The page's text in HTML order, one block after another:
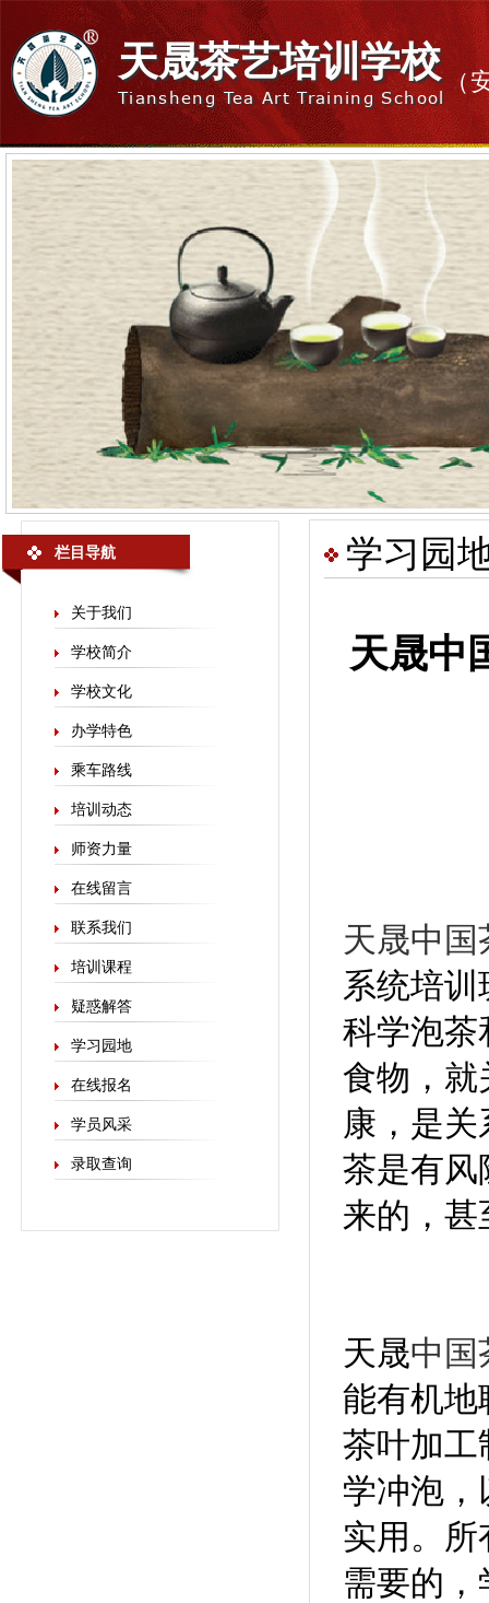
天晟茶艺培训学校
Tiansheng Tea Art Training School
（
栏目导航
关于我们
学校简介
学校文化
办学特色
乘车路线
培训动态
师资力量
在线留言
联系我们
培训课程
疑惑解答
学习园地
在线报名
学员风采
录取查询
学习园
天晟中
天晟中
系统培
科学泡茶
食物，就
康，是
茶是有风
来的，甚
天晟中国
能有机地
茶叶加工
学冲泡，
实用。所
需要的